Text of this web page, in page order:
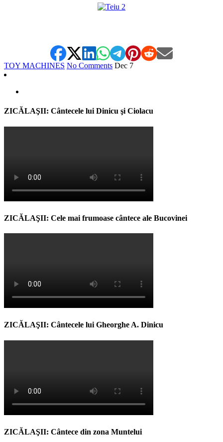
TOY MACHINES No Comments Dec 7
ZICĂLAŞII: Cântecele lui Dinicu şi Ciolacu
ZICĂLAŞII: Cele mai frumoase cântece ale Bucovinei
ZICĂLAŞII: Cântecele lui Gheorghe A. Dinicu
ZICĂLAŞII: Cântece din zona Muntelui